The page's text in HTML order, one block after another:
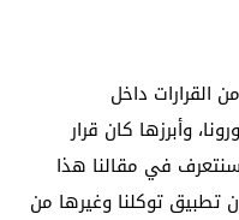
القرارات داخل
وأبرزها كان قرار
في مقالنا هذا
تطبيق توكلنا وغيرها من